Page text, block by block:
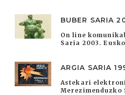
BUBER SARIA
On line
Saria 2003.
ARGIA SARIA
Astekari
Merezimenduzko